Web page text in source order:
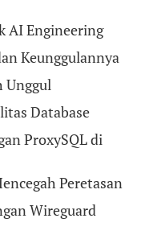
AI Engineering
Keunggulannya
Unggul
Database
ProxySQL di
Peretasan
Wireguard